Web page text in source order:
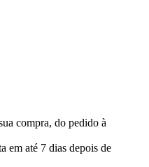
compra, do pedido à
em até 7 dias depois de